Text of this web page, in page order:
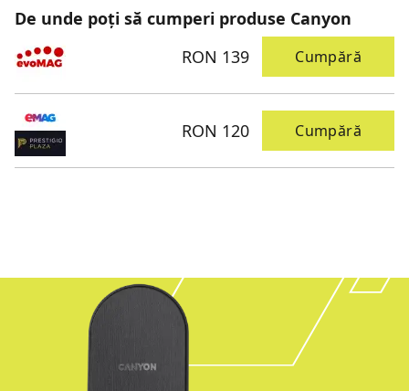
De unde poți să cumperi produse Canyon
RON 139
Cumpără
RON 120 Cumpără